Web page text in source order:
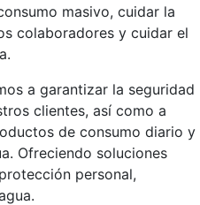
masivo, cuidar la
colaboradores y cuidar el
a garantizar la seguridad
clientes, así como a
de consumo diario y
Ofreciendo soluciones
personal,